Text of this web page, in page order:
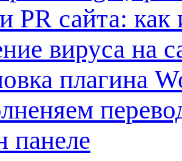
сайта: как
вируса на
плагина
панеле